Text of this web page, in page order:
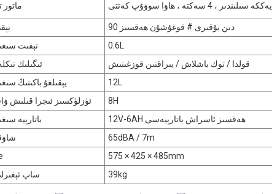
ماتور يەككە سىلىندىر ، 4 سەكتە ، ھاۋا سوۋۇپ كەتتى
90 دىن يۇقىرى # قوغۇشۇن ھەقسىز
نېفىت
0.6L
ئىگىلىك
قولدا / توك باشلاش / يىراقتىن قوزغىتىش
يېقىلغۇ باكىنىڭ
12L
ئۈزلۈكسىز ئىجرا قىلىش
8H
باتارېيە
12V-6AH ھەقسىز ئاسراش باتارېيەسى
65dBA / 7m
575 × 425 × 485mm
ساپ
39kg